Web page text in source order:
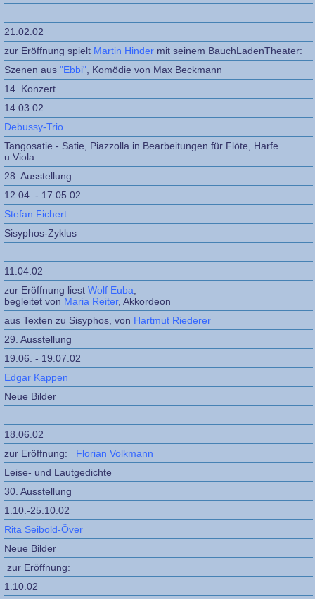
21.02.02
zur Eröffnung spielt Martin Hindermit seinem BauchLadenTheater:
Szenen aus "Ebbi", Komödie von Max Beckmann
14. Konzert
14.03.02
Debussy-Trio
Tangosatie - Satie, Piazzolla in Bearbeitungen für Flöte, Harfe
u.Viola
28. Ausstellung
12.04. - 17.05.02
Stefan Fichert
Sisyphos-Zyklus
11.04.02
zur Eröffnung liest Wolf Euba
begleitet von Maria Reiter, Akkordeon
aus Texten zu Sisyphos, von Hartmut Riederer
29. Ausstellung
19.06. - 19.07.02
Edgar Kappen
Neue Bilder
18.06.02
zur Eröffnung: Florian Volkmann
Leise- und Lautgedichte
30. Ausstellung
1.10.-25.10.02
Rita Seibold-Över
Neue Bilder
zur Eröffnung:
1.10.02